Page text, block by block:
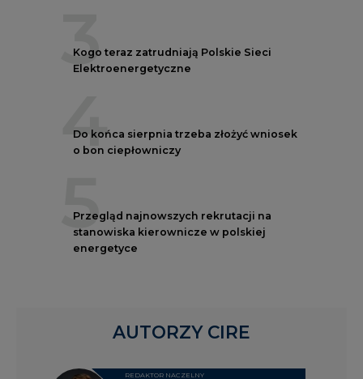
3
Kogo teraz zatrudniają Polskie Sieci
Elektroenergetyczne
4
Do końca sierpnia trzeba złożyć wniosek
o bon ciepłowniczy
5
Przegląd najnowszych rekrutacji na
stanowiska kierownicze w polskiej
energetyce
REDAKTOR NACZELNY
AUTORZY CIRE